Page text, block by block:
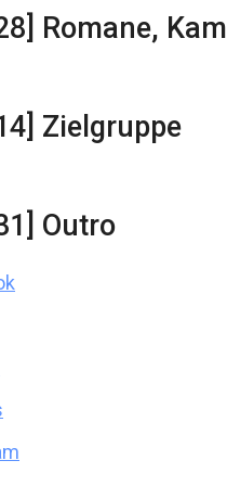
Romane,
Zielgruppe
Outro